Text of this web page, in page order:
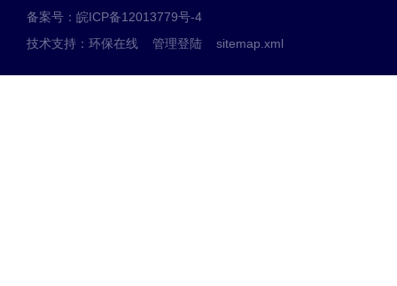
备案号：皖ICP备12013779号-4
技术支持： 环保在线 管理登陆 sitemap.xml